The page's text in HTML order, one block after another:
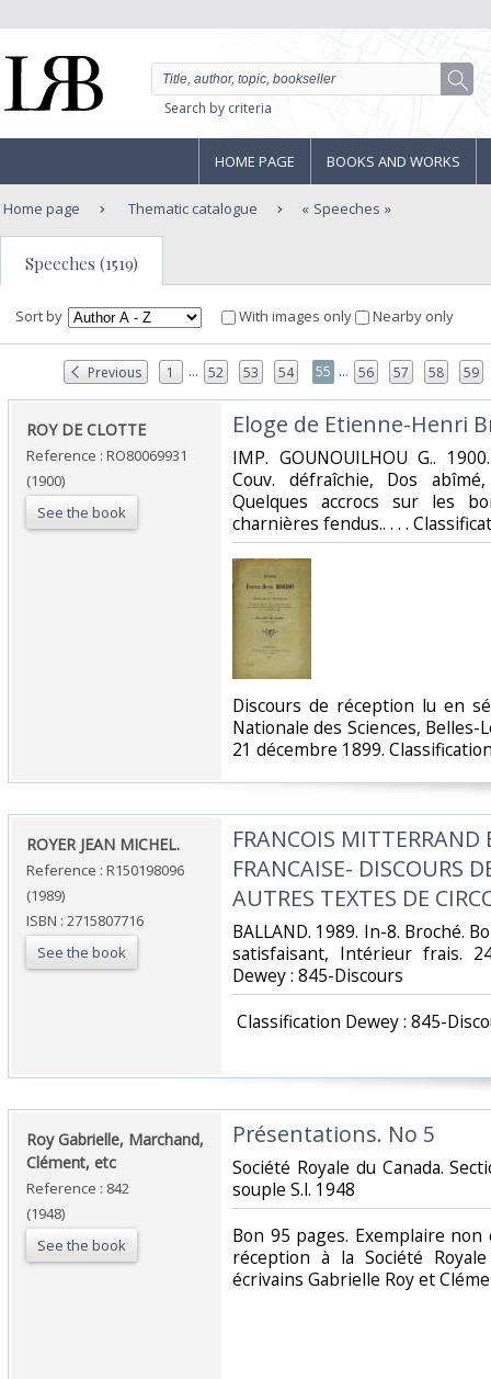
Search by criteria
HOME PAGE BOOKS AND WORKS
Home page Thematic catalogue Speeches
Speeches (1519)
Sort by With images only Nearby only
Previous 1 ... 52 53 54 55 ... 56 57 58 59
‎ROY DE CLOTTE‎
Reference : RO80069931
(1900)
See the book
‎Eloge de Etienne-Henri
‎IMP. GOUNOUILHOU G..
Couv. défraîchie, Dos
Quelques accrocs sur les
charnières fendus.. . . .
‎Discours de réception lu en
Nationale des Sciences,
21 décembre 1899.
‎ROYER JEAN MICHEL.‎
Reference : R150198096
(1989)
ISBN : 2715807716
See the book
‎FRANCOIS MITTERRAND
FRANCAISE- DISCOURS
AUTRES TEXTES DE
‎BALLAND. 1989. In-8. Broché.
satisfaisant, Intérieur frais.
Dewey : 845-Discours‎
Classification Dewey : 845-
‎Roy Gabrielle, Marchand,
Clément, etc‎
Reference : 842
(1948)
See the book
‎Présentations. No 5‎
‎Société Royale du Canada.
souple S.l. 1948 ‎
‎Bon 95 pages. Exemplaire
réception à la Société
écrivains Gabrielle Roy et